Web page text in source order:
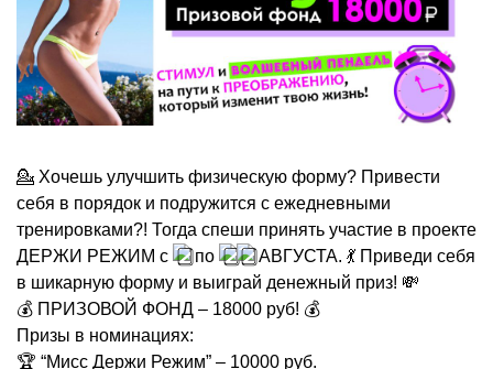
💁 Хочешь улучшить физическую форму? Привести
себя в порядок и подружится с ежедневными
тренировками?! Тогда спеши принять участие в проекте
ДЕРЖИ РЕЖИМ с
по
АВГУСТА. 💃 Приведи себя
в шикарную форму и выиграй денежный приз! 💸
💰 ПРИЗОВОЙ ФОНД – 18000 руб! 💰
Призы в номинациях:
🏆 “Мисс Держи Режим” – 10000 руб.